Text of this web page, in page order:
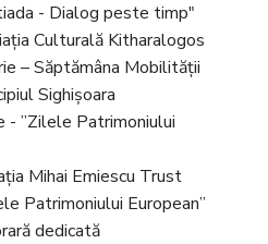
- Dialog peste timp"
Culturală Kitharalogos
– Săptămâna Mobilității
Sighișoara
”Zilele Patrimoniului
Mihai Emiescu Trust
Patrimoniului European”
dedicată